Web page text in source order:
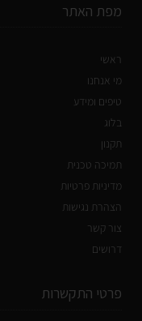
מפת האתר
ראשי
מי אנחנו
טיפים ומידע
בלוג
תקנון
תמיכה טכנית
מדיניות פרטיות
הצהרת נגישות
צור קשר
דרושים
פרטי התקשרות